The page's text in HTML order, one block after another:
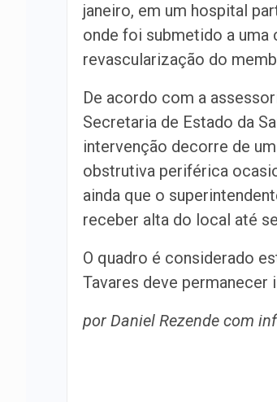
janeiro, em um hospital
onde foi submetido a uma
revascularização do
De acordo com a
Secretaria de Estado da
intervenção decorre de
obstrutiva periférica
ainda que o
receber alta do local até
O quadro é considerado
Tavares deve
por Daniel Rezende com